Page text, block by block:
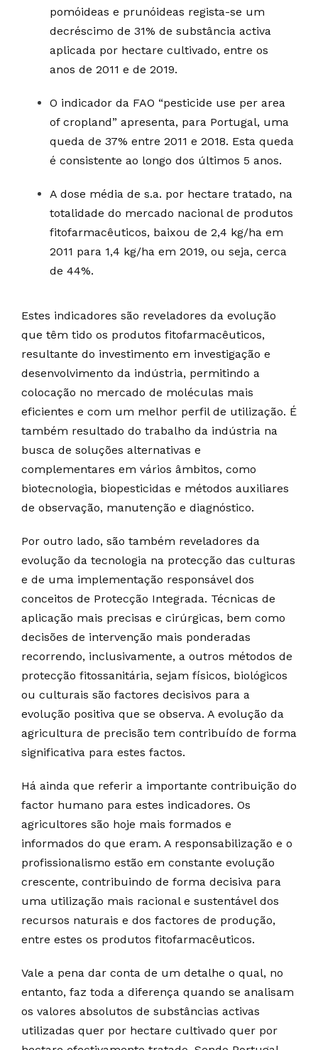
pomóideas e prunóideas regista-se um
decréscimo de 31% de substância activa
aplicada por hectare cultivado, entre os
anos de 2011 e de 2019.
O indicador da FAO “pesticide use per area
of cropland” apresenta, para Portugal, uma
queda de 37% entre 2011 e 2018. Esta queda
é consistente ao longo dos últimos 5 anos.
A dose média de s.a. por hectare tratado, na
totalidade do mercado nacional de produtos
fitofarmacêuticos, baixou de 2,4 kg/ha em
2011 para 1,4 kg/ha em 2019, ou seja, cerca
de 44%.
Estes indicadores são reveladores da evolução
que têm tido os produtos fitofarmacêuticos,
resultante do investimento em investigação e
desenvolvimento da indústria, permitindo a
colocação no mercado de moléculas mais
eficientes e com um melhor perfil de utilização. É
também resultado do trabalho da indústria na
busca de soluções alternativas e
complementares em vários âmbitos, como
biotecnologia, biopesticidas e métodos auxiliares
de observação, manutenção e diagnóstico.
Por outro lado, são também reveladores da
evolução da tecnologia na protecção das culturas
e de uma implementação responsável dos
conceitos de Protecção Integrada. Técnicas de
aplicação mais precisas e cirúrgicas, bem como
decisões de intervenção mais ponderadas
recorrendo, inclusivamente, a outros métodos de
protecção fitossanitária, sejam físicos, biológicos
ou culturais são factores decisivos para a
evolução positiva que se observa. A evolução da
agricultura de precisão tem contribuído de forma
significativa para estes factos.
Há ainda que referir a importante contribuição do
factor humano para estes indicadores. Os
agricultores são hoje mais formados e
informados do que eram. A responsabilização e o
profissionalismo estão em constante evolução
crescente, contribuindo de forma decisiva para
uma utilização mais racional e sustentável dos
recursos naturais e dos factores de produção,
entre estes os produtos fitofarmacêuticos.
Vale a pena dar conta de um detalhe o qual, no
entanto, faz toda a diferença quando se analisam
os valores absolutos de substâncias activas
utilizadas quer por hectare cultivado quer por